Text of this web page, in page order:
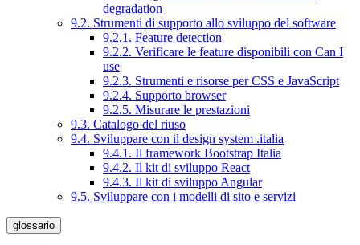
degradation
9.2. Strumenti di supporto allo sviluppo del software
9.2.1. Feature detection
9.2.2. Verificare le feature disponibili con Can I
use
9.2.3. Strumenti e risorse per CSS e JavaScript
9.2.4. Supporto browser
9.2.5. Misurare le prestazioni
9.3. Catalogo del riuso
9.4. Sviluppare con il design system .italia
9.4.1. Il framework Bootstrap Italia
9.4.2. Il kit di sviluppo React
9.4.3. Il kit di sviluppo Angular
9.5. Sviluppare con i modelli di sito e servizi
glossario